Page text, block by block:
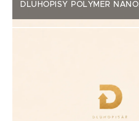
DLUHOPISY POLYMER NANO